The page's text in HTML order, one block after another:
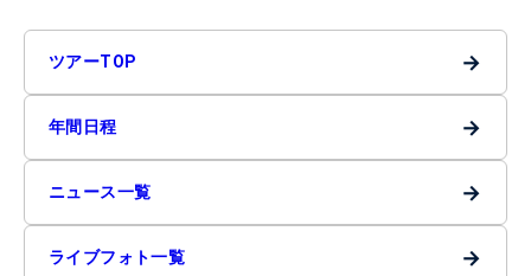
ツアーTOP →
年間日程 →
ニュース一覧 →
ライブフォト一覧 →